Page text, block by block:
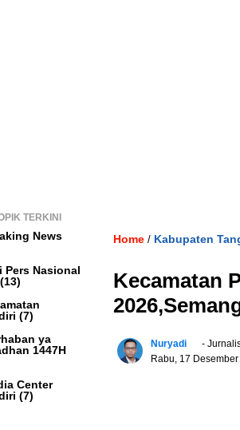
TERKINI
News
Pers Nasional
(7)
ya
1447H
Center
(7)
Home / Kabupaten
Kecamatan
Nuryadi
-
Rabu, 17